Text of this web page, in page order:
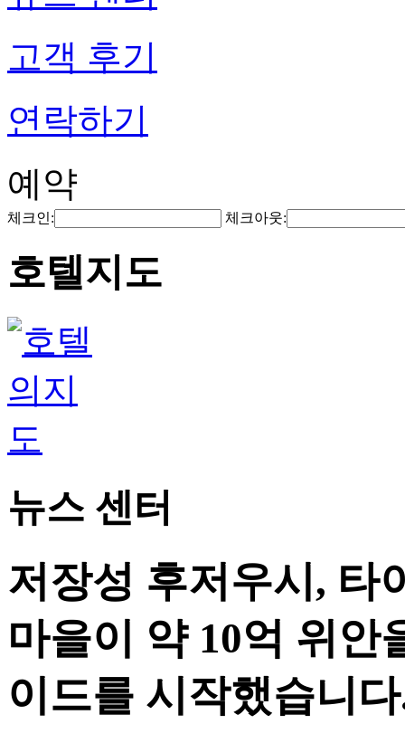
고객 후기
연락하기
예약
체크인: 체크아웃:
호텔지도
뉴스 센터
저장성 후저우시, 타
마을이 약 10억 위안
이드를 시작했습니